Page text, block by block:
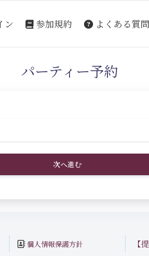
ン 参加規約 よくある質問
パーティー予約
次へ進む
個人情報保護方針 【